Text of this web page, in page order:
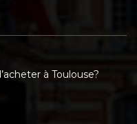
à Toulouse?